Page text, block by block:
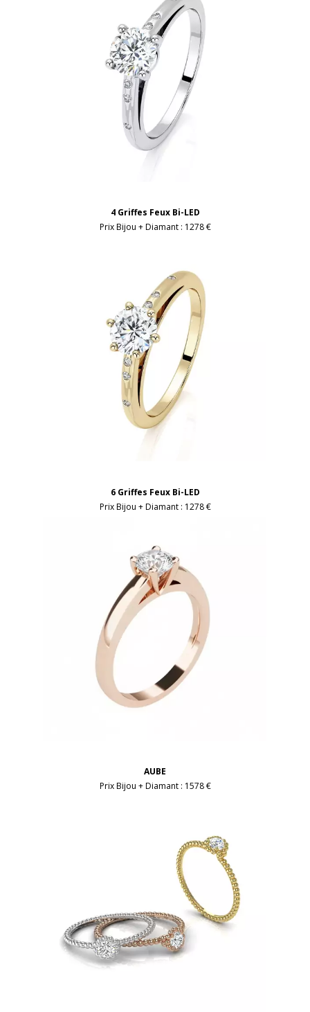
4 Griffes Feux Bi-LED
Prix Bijou + Diamant : 1278 €
6 Griffes Feux Bi-LED
Prix Bijou + Diamant : 1278 €
AUBE
Prix Bijou + Diamant : 1578 €